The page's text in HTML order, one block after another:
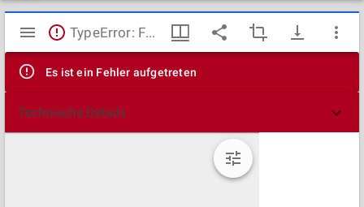
Mirador
Viewer
TypeError: Failed to fetch
Es ist ein Fehler aufgetreten
Technische Details